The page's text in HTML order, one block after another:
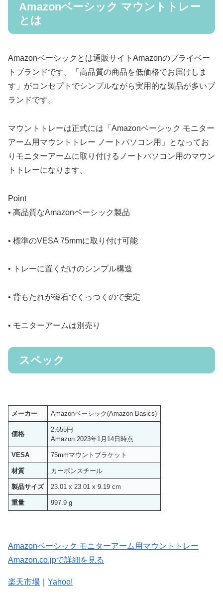
Amazonベーシック マウントトレー
とは
Amazonベーシックとは通販サイトAmazonのプライベー
トブランドです。「高品質の商品を低価格でお届けしま
す」がコンセプトでシンプルながら実用的な製品が多いブ
ランドです。
マウントトレーは正式には「Amazonベーシック モニター
アーム用マウントトレー ノートパソコン用」となってお
りモニターアームに取り付けるノートパソコン用のマウン
トトレーになります。
Point
• 高品質なAmazonベーシック製品
• 標準のVESA 75mmに取り付け可能
• トレーに置くだけのシンプル構造
• 背もたれが磁石でくっつくので安定
• モニターアームは別売り
スペック
メーカー Amazonベーシック(Amazon Basics)
価格
2,655円
Amazon 2023年1月14日時点
VESA 75mmマウントブラケット
材質 カーボンスチール
製品サイズ 23.01 x 23.01 x 9.19 cm
重量 997.9 g
Amazonベーシック モニターアーム用マウントトレー
Amazon.co.jpで詳細を見る
楽天市場 Yahoo!